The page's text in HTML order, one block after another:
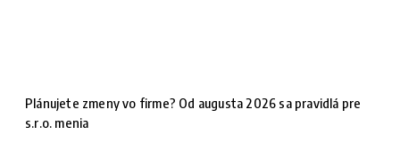
Plánujete zmeny vo firme? Od augusta 2026 sa pravidlá pre
s.r.o. menia